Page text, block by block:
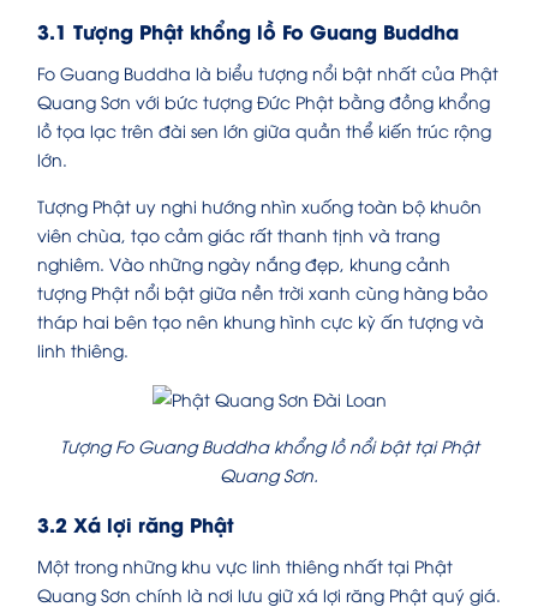
3.1 Tượng Phật khổng lồ Fo Guang Buddha
Fo Guang Buddha là biểu tượng nổi bật nhất của Phật
Quang Sơn với bức tượng Đức Phật bằng đồng khổng
lồ tọa lạc trên đài sen lớn giữa quần thể kiến trúc rộng
lớn.
Tượng Phật uy nghi hướng nhìn xuống toàn bộ khuôn
viên chùa, tạo cảm giác rất thanh tịnh và trang
nghiêm. Vào những ngày nắng đẹp, khung cảnh
tượng Phật nổi bật giữa nền trời xanh cùng hàng bảo
tháp hai bên tạo nên khung hình cực kỳ ấn tượng và
linh thiêng.
Tượng Fo Guang Buddha khổng lồ nổi bật tại Phật
Quang Sơn.
3.2 Xá lợi răng Phật
Một trong những khu vực linh thiêng nhất tại Phật
Quang Sơn chính là nơi lưu giữ xá lợi răng Phật quý giá.